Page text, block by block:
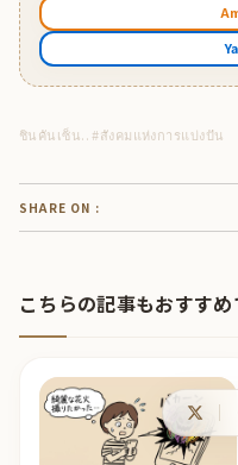
ชินคันเซ็น.. #สังคมแห่งการแบ่งปัน
SHARE ON :
こちらの記事もおすすめ